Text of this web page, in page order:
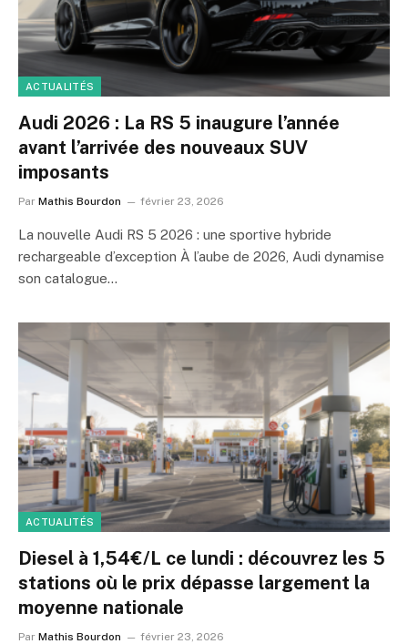
ACTUALITÉS
Audi 2026 : La RS 5 inaugure l’année
avant l’arrivée des nouveaux SUV
imposants
Par Mathis Bourdon février 23, 2026
La nouvelle Audi RS 5 2026 : une sportive hybride
rechargeable d’exception À l’aube de 2026, Audi dynamise
son catalogue…
ACTUALITÉS
Diesel à 1,54€/L ce lundi : découvrez les 5
stations où le prix dépasse largement la
moyenne nationale
Par Mathis Bourdon février 23, 2026